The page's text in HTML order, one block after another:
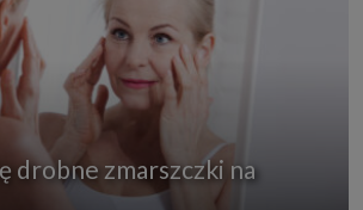
drobne zmarszczki na